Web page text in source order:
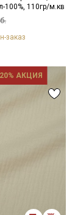
100%, 110гр/м.кв
заказ
АКЦИЯ